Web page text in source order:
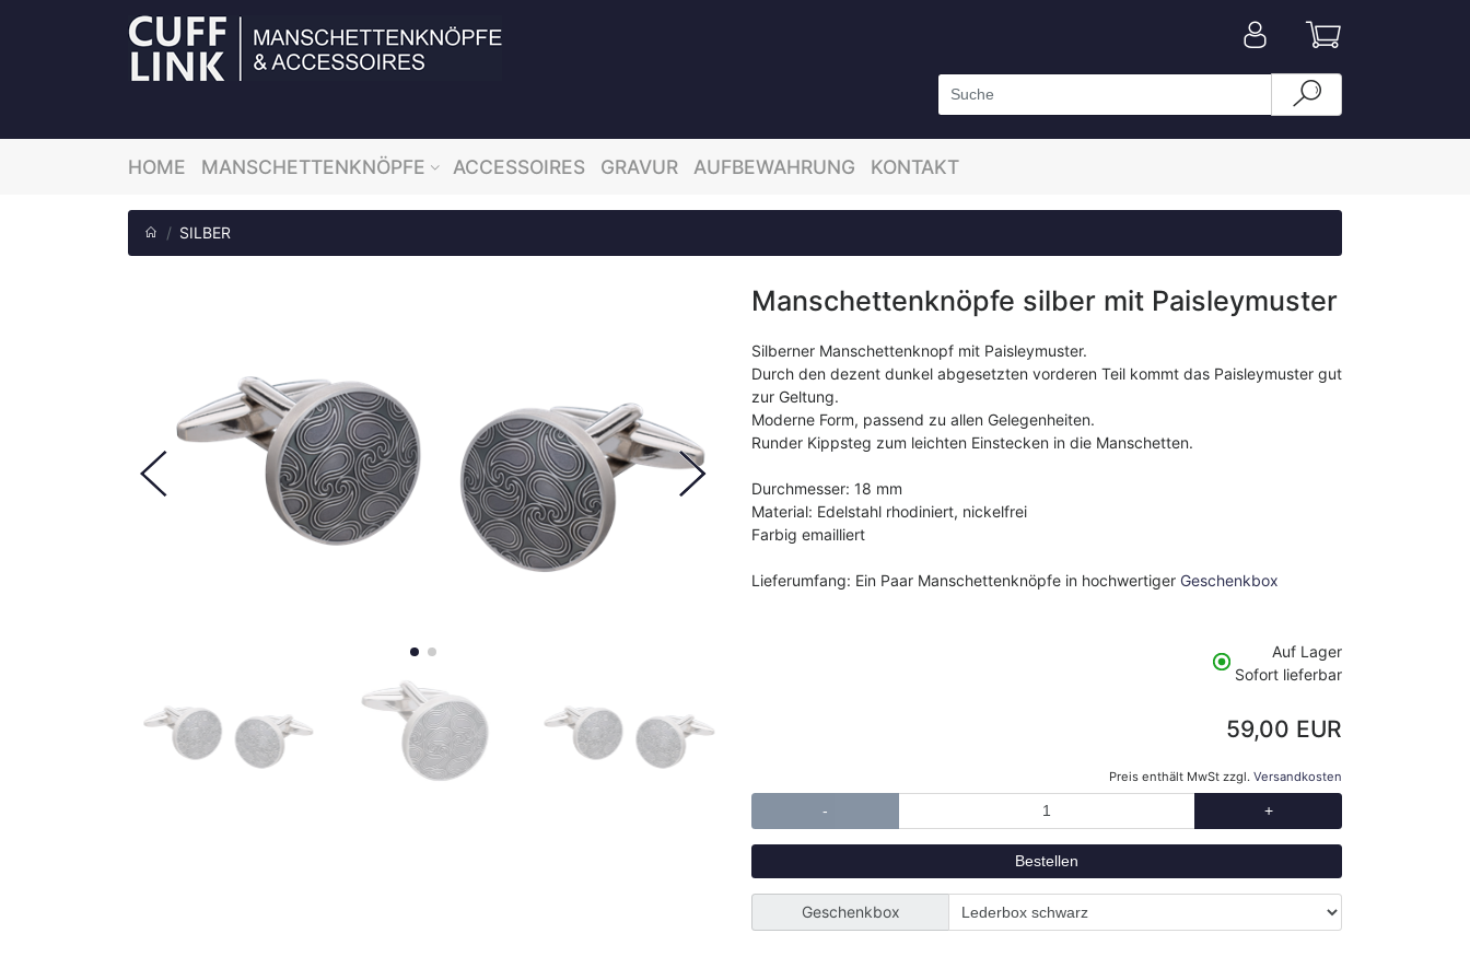
HOME MANSCHETTENKNÖPFE ACCESSOIRES GRAVUR AUFBEWAHRUNG KONTAKT
SILBER
Manschettenknöpfe silber mit Paisleymuster
Silberner Manschettenknopf mit Paisleymuster.
Durch den dezent dunkel abgesetzten vorderen Teil kommt das Paisleymuster gut
zur Geltung.
Moderne Form, passend zu allen Gelegenheiten.
Runder Kippsteg zum leichten Einstecken in die Manschetten.
Durchmesser: 18 mm
Material: Edelstahl rhodiniert, nickelfrei
Farbig emailliert
Lieferumfang: Ein Paar Manschettenknöpfe in hochwertiger Geschenkbox
Auf Lager
Sofort lieferbar
59,00 EUR
Preis enthält MwSt zzgl. Versandkosten
- +
Geschenkbox